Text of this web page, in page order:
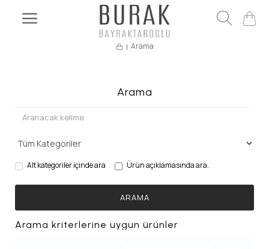
Arama
Arama
Alt kategoriler içinde ara Ürün açıklamasında ara.
ARAMA
Arama kriterlerine uygun ürünler